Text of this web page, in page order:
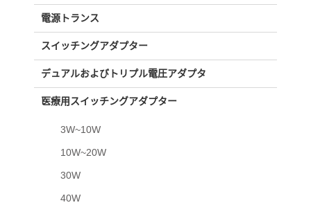
電源トランス
スイッチングアダプター
デュアルおよびトリプル電圧アダプタ
医療用スイッチングアダプター
3W~10W
10W~20W
30W
40W